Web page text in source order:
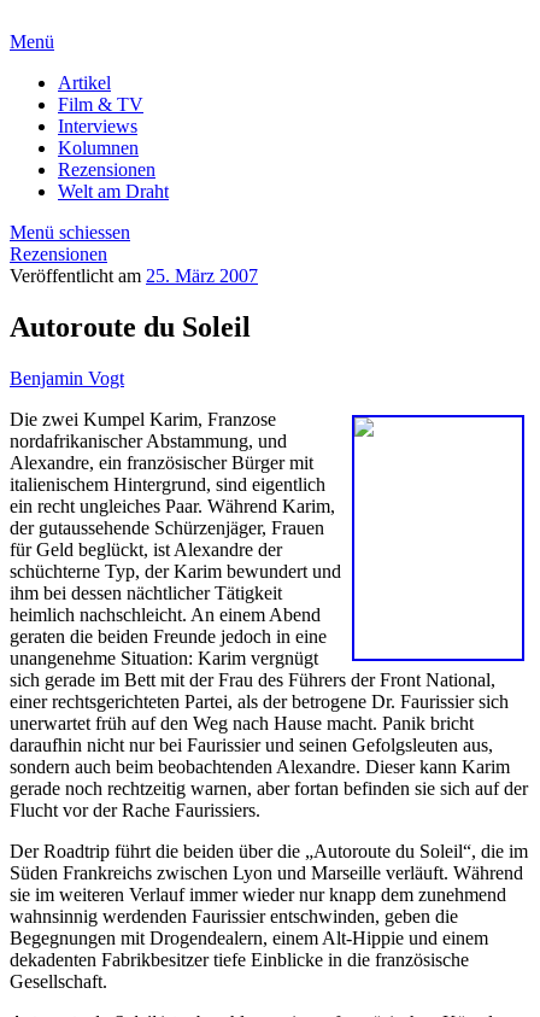
Menü
Artikel
Film & TV
Interviews
Kolumnen
Rezensionen
Welt am Draht
Menü schiessen
Rezensionen
Veröffentlicht am 25. März 2007
Autoroute du Soleil
Benjamin Vogt
Die zwei Kumpel Karim, Franzose
nordafrikanischer Abstammung, und
Alexandre, ein französischer Bürger mit
italienischem Hintergrund, sind eigentlich
ein recht ungleiches Paar. Während Karim,
der gutaussehende Schürzenjäger, Frauen
für Geld beglückt, ist Alexandre der
schüchterne Typ, der Karim bewundert und
ihm bei dessen nächtlicher Tätigkeit
heimlich nachschleicht. An einem Abend
geraten die beiden Freunde jedoch in eine
unangenehme Situation: Karim vergnügt
sich gerade im Bett mit der Frau des Führers der Front National,
einer rechtsgerichteten Partei, als der betrogene Dr. Faurissier sich
unerwartet früh auf den Weg nach Hause macht. Panik bricht
daraufhin nicht nur bei Faurissier und seinen Gefolgsleuten aus,
sondern auch beim beobachtenden Alexandre. Dieser kann Karim
gerade noch rechtzeitig warnen, aber fortan befinden sie sich auf der
Flucht vor der Rache Faurissiers.
Der Roadtrip führt die beiden über die „Autoroute du Soleil“, die im
Süden Frankreichs zwischen Lyon und Marseille verläuft. Während
sie im weiteren Verlauf immer wieder nur knapp dem zunehmend
wahnsinnig werdenden Faurissier entschwinden, geben die
Begegnungen mit Drogendealern, einem Alt-Hippie und einem
dekadenten Fabrikbesitzer tiefe Einblicke in die französische
Gesellschaft.